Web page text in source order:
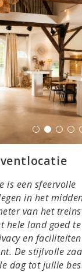
is een sfeervolle
in het
van het
hele land goed
en
De stijlvolle
dag tot jullie